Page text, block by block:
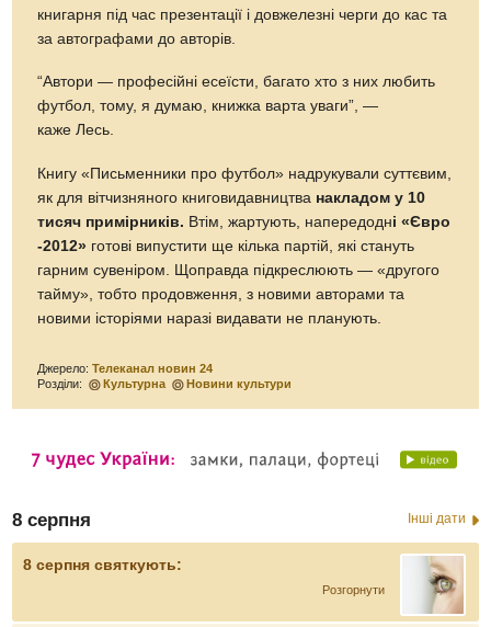
книгарня під час презентації і довжелезні черги до кас та
за автографами до авторів.
“Автори — професійні есеїсти, багато хто з них любить
футбол, тому, я думаю, книжка варта уваги”, —
каже Лесь.
Книгу «Письменники про футбол» надрукували суттєвим,
як для вітчизняного книговидавництва накладом у 10
тисяч примірників. Втім, жартують, напередодні «Євро
-2012» готові випустити ще кілька партій, які стануть
гарним сувеніром. Щоправда підкреслюють — «другого
тайму», тобто продовження, з новими авторами та
новими історіями наразі видавати не планують.
Джерело:Телеканал новин 24
Розділи:
Культурна Новини культури
8 серпня Інші дати
8 серпня святкують:
Розгорнути